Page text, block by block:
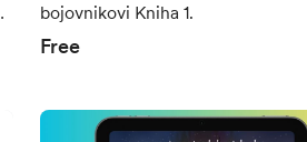
bojovnikovi Kniha 1.
Free